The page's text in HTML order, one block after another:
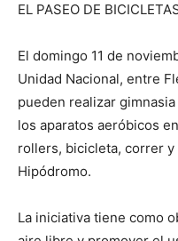
EL PASEO DE
El domingo 11 de
Unidad Nacional, entre
pueden realizar
los aparatos aeróbicos
rollers, bicicleta, correr
Hipódromo.
La iniciativa tiene como